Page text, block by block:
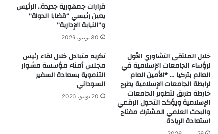
قرارات جمهورية جديدة.. الرئيس
يعين رئيسي “قضايا الدولة”
و”النيابة الإدارية”
30 يونيو، 2026
خلال الملتقى التشاوري الأول
لرؤساء الجامعات الإسلامية في
العالم بتركيا … *الأمين العام
لرابطة الجامعات الإسلامية يطرح
خارطة طريق لتطوير الجامعات
الإسلامية ويؤكد: التحول الرقمي
والبحث العلمي المشترك مفتاح
استعادة الريادة
تكريم متبادل خلال لقاء رئيس
مجلس أمناء مؤسسة مشوار
التنموية بسعادة السفير
السوداني
20 يونيو، 2026